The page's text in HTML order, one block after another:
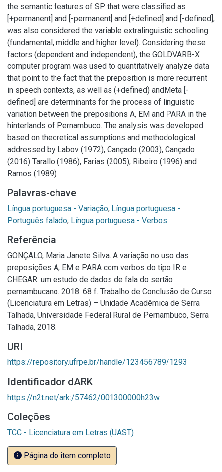
the semantic features of SP that were classified as
[+permanent] and [-permanent] and [+defined] and [-defined];
was also considered the variable extralinguistic schooling
(fundamental, middle and higher level). Considering these
factors (dependent and independent), the GOLDVARB-X
computer program was used to quantitatively analyze data
that point to the fact that the preposition is more recurrent
in speech contexts, as well as (+defined) andMeta [-
defined] are determinants for the process of linguistic
variation between the prepositions A, EM and PARA in the
hinterlands of Pernambuco. The analysis was developed
based on theoretical assumptions and methodological
addressed by Labov (1972), Cançado (2003), Cançado
(2016) Tarallo (1986), Farias (2005), Ribeiro (1996) and
Ramos (1989).
Palavras-chave
Língua portuguesa - Variação; Língua portuguesa -
Português falado; Língua portuguesa - Verbos
Referência
GONÇALO, Maria Janete Silva. A variação no uso das
preposições A, EM e PARA com verbos do tipo IR e
CHEGAR: um estudo de dados de fala do sertão
pernambucano. 2018. 68 f. Trabalho de Conclusão de Curso
(Licenciatura em Letras) – Unidade Acadêmica de Serra
Talhada, Universidade Federal Rural de Pernambuco, Serra
Talhada, 2018.
URI
https://repository.ufrpe.br/handle/123456789/1293
Identificador dARK
https://n2t.net/ark:/57462/001300000h23w
Coleções
TCC - Licenciatura em Letras (UAST)
Página do item completo